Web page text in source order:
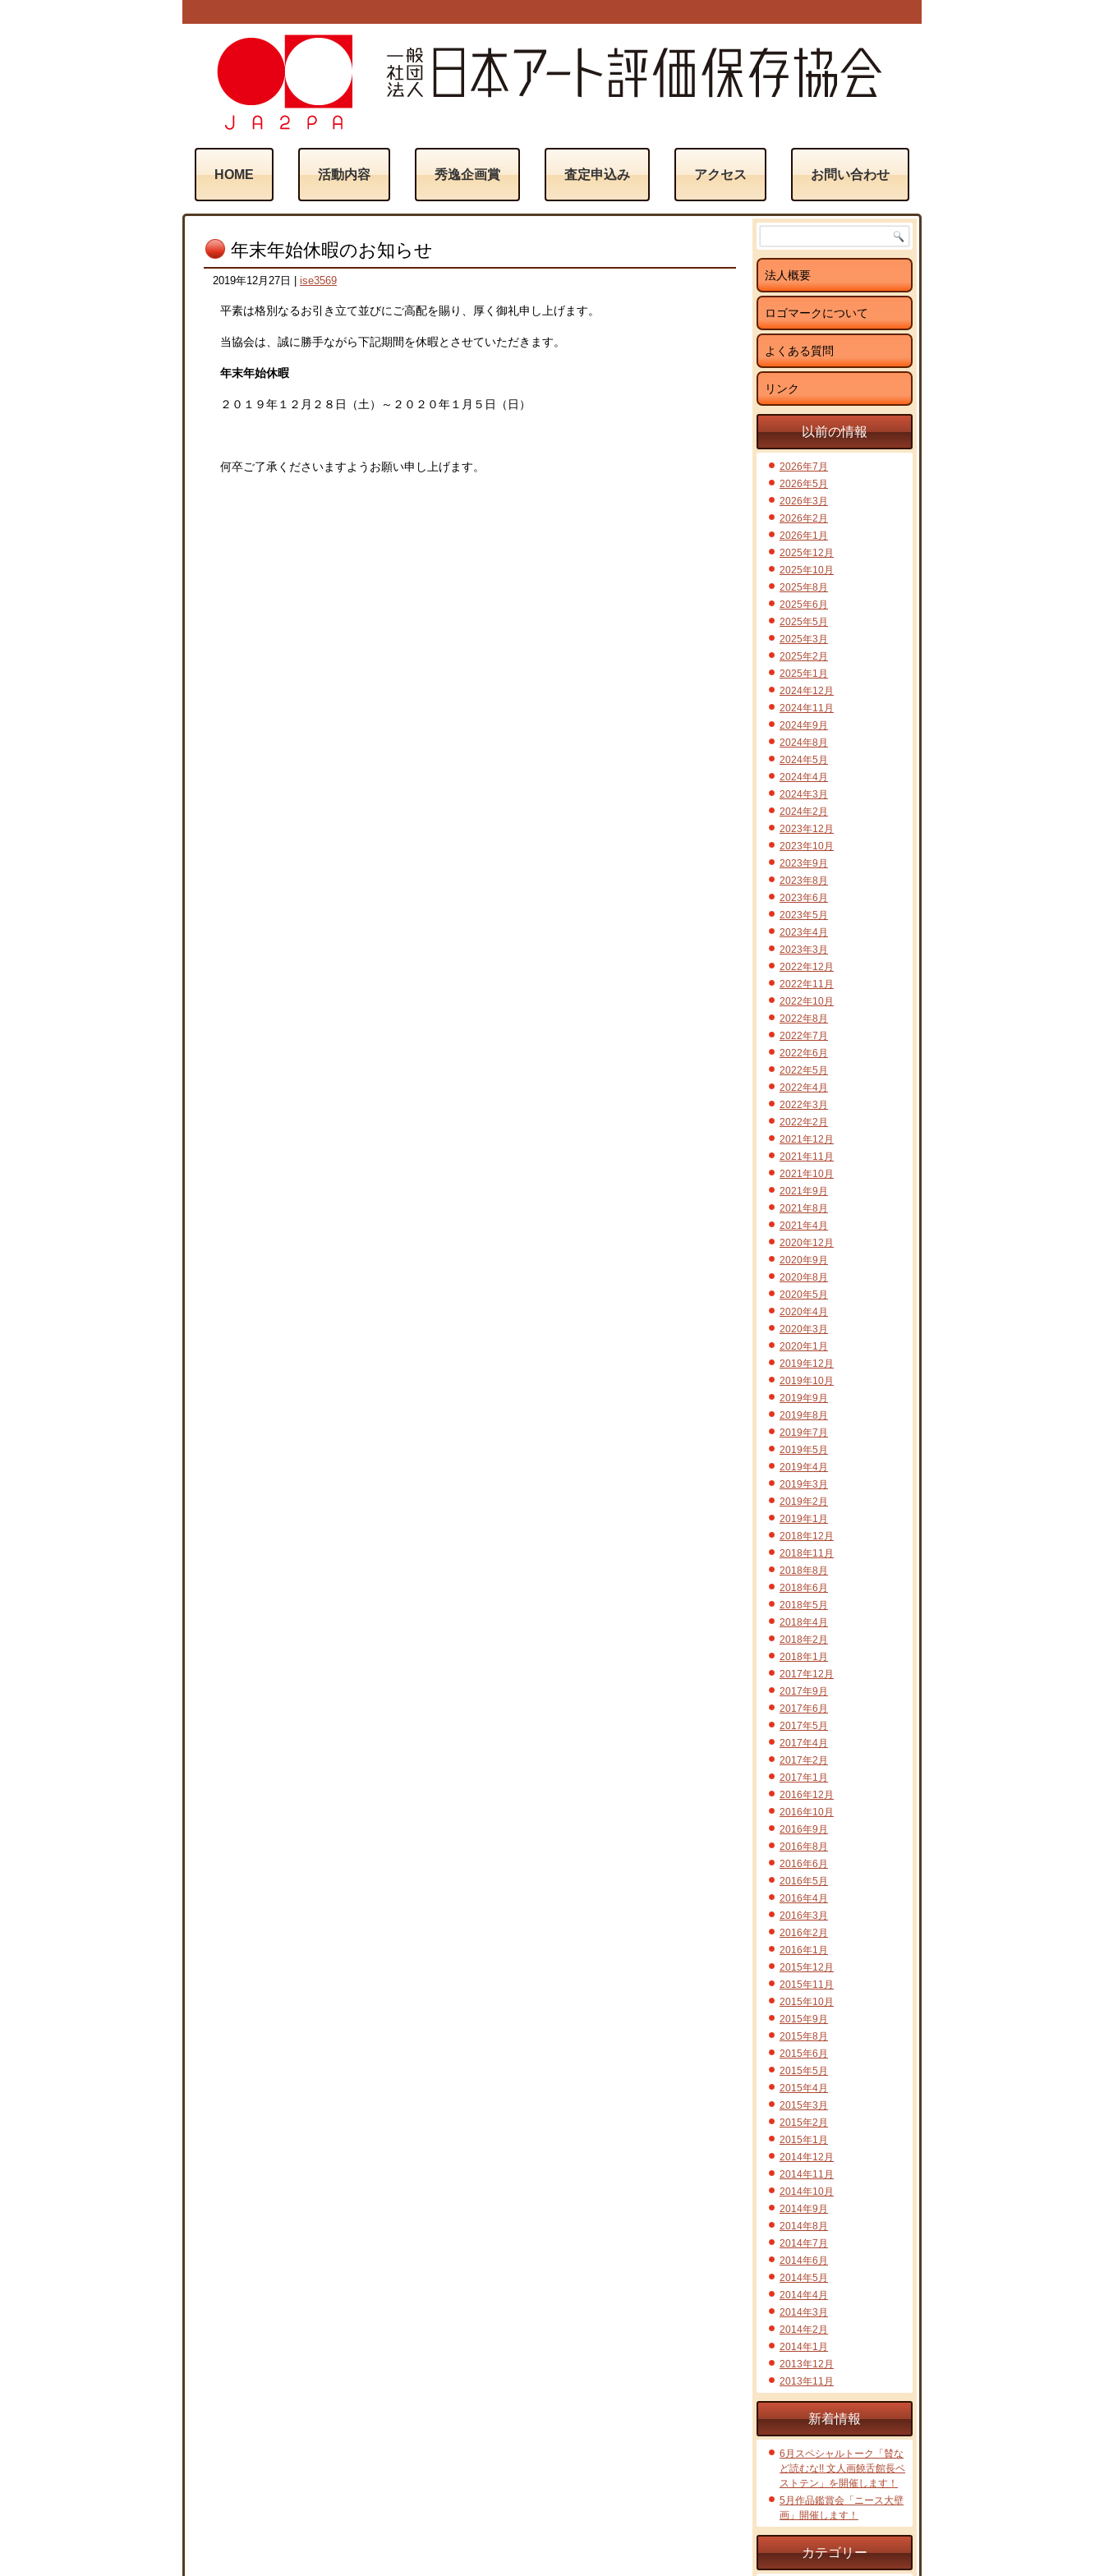
HOME 活動内容 秀逸企画賞 査定申込み アクセス お問い合わせ
年末年始休暇のお知らせ
2019年12月27日 ise3569
平素は格別なるお引き立て並びにご高配を賜り、厚く御礼申し上げます。
当協会は、誠に勝手ながら下記期間を休暇とさせていただきます。
年末年始休暇
２０１９年１２月２８日（土）～２０２０年１月５日（日）
何卒ご了承くださいますようお願い申し上げます。
法人概要
ロゴマークについて
よくある質問
リンク
以前の情報
2026年7月
2026年5月
2026年3月
2026年2月
2026年1月
2025年12月
2025年10月
2025年8月
2025年6月
2025年5月
2025年3月
2025年2月
2025年1月
2024年12月
2024年11月
2024年9月
2024年8月
2024年5月
2024年4月
2024年3月
2024年2月
2023年12月
2023年10月
2023年9月
2023年8月
2023年6月
2023年5月
2023年4月
2023年3月
2022年12月
2022年11月
2022年10月
2022年8月
2022年7月
2022年6月
2022年5月
2022年4月
2022年3月
2022年2月
2021年12月
2021年11月
2021年10月
2021年9月
2021年8月
2021年4月
2020年12月
2020年9月
2020年8月
2020年5月
2020年4月
2020年3月
2020年1月
2019年12月
2019年10月
2019年9月
2019年8月
2019年7月
2019年5月
2019年4月
2019年3月
2019年2月
2019年1月
2018年12月
2018年11月
2018年8月
2018年6月
2018年5月
2018年4月
2018年2月
2018年1月
2017年12月
2017年9月
2017年6月
2017年5月
2017年4月
2017年2月
2017年1月
2016年12月
2016年10月
2016年9月
2016年8月
2016年6月
2016年5月
2016年4月
2016年3月
2016年2月
2016年1月
2015年12月
2015年11月
2015年10月
2015年9月
2015年8月
2015年6月
2015年5月
2015年4月
2015年3月
2015年2月
2015年1月
2014年12月
2014年11月
2014年10月
2014年9月
2014年8月
2014年7月
2014年6月
2014年5月
2014年4月
2014年3月
2014年2月
2014年1月
2013年12月
2013年11月
新着情報
6月スペシャルトーク「賛な
ど読むな!! 文人画饒舌館長ベ
ストテン」を開催します！
5月作品鑑賞会「ニース大壁
画」開催します！
カテゴリー